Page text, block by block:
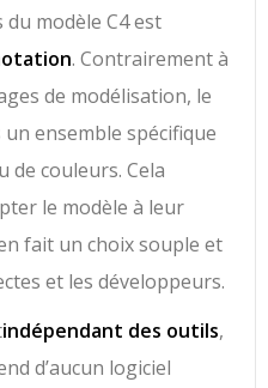
du modèle C4 est
. Contrairement à
de modélisation, le
ensemble spécifique
de couleurs. Cela
le modèle à leur
fait un choix souple et
et les développeurs.
indépendant des outils,
d’aucun logiciel